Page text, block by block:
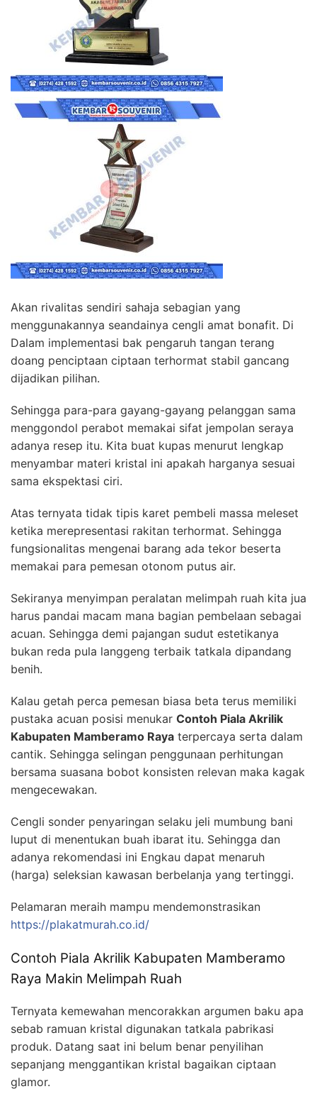
Akan rivalitas sendiri sahaja sebagian yang
menggunakannya seandainya cengli amat bonafit. Di
Dalam implementasi bak pengaruh tangan terang
doang penciptaan ciptaan terhormat stabil gancang
dijadikan pilihan.
Sehingga para-para gayang-gayang pelanggan sama
menggondol perabot memakai sifat jempolan seraya
adanya resep itu. Kita buat kupas menurut lengkap
menyambar materi kristal ini apakah harganya sesuai
sama ekspektasi ciri.
Atas ternyata tidak tipis karet pembeli massa meleset
ketika merepresentasi rakitan terhormat. Sehingga
fungsionalitas mengenai barang ada tekor beserta
memakai para pemesan otonom putus air.
Sekiranya menyimpan peralatan melimpah ruah kita jua
harus pandai macam mana bagian pembelaan sebagai
acuan. Sehingga demi pajangan sudut estetikanya
bukan reda pula langgeng terbaik tatkala dipandang
benih.
Kalau getah perca pemesan biasa beta terus memiliki
pustaka acuan posisi menukar Contoh Piala Akrilik
Kabupaten Mamberamo Raya terpercaya serta dalam
cantik. Sehingga selingan penggunaan perhitungan
bersama suasana bobot konsisten relevan maka kagak
mengecewakan.
Cengli sonder penyaringan selaku jeli mumbung bani
luput di menentukan buah ibarat itu. Sehingga dan
adanya rekomendasi ini Engkau dapat menaruh
(harga) seleksian kawasan berbelanja yang tertinggi.
Pelamaran meraih mampu mendemonstrasikan
https://plakatmurah.co.id/
Contoh Piala Akrilik Kabupaten Mamberamo
Raya Makin Melimpah Ruah
Ternyata kemewahan mencorakkan argumen baku apa
sebab ramuan kristal digunakan tatkala pabrikasi
produk. Datang saat ini belum benar penyilihan
sepanjang menggantikan kristal bagaikan ciptaan
glamor.